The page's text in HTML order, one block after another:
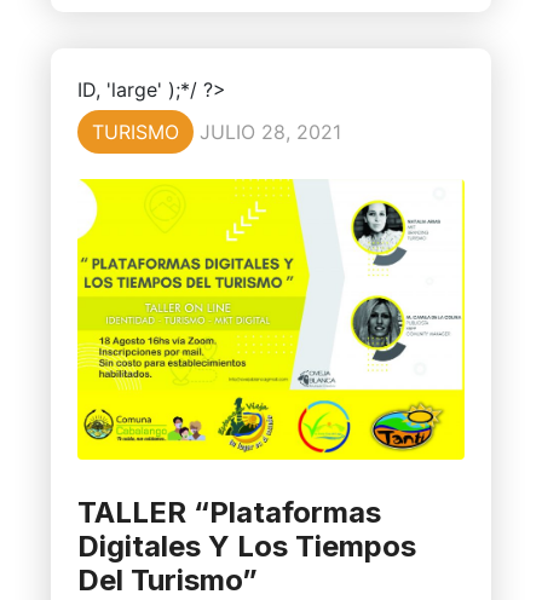
ID, 'large' );*/ ?>
TURISMO
JULIO 28, 2021
TALLER “Plataformas
Digitales Y Los Tiempos
Del Turismo”